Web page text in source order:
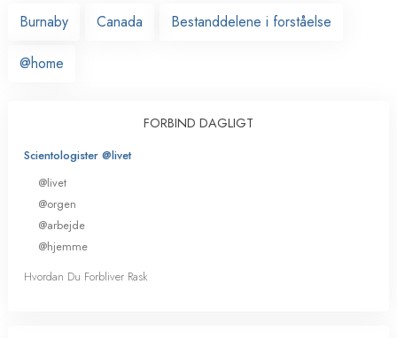
Burnaby
Canada Bestanddelene i forståelse
@home
FORBIND DAGLIGT
Scientologister @livet
@livet
@orgen
@arbejde
@hjemme
Hvordan Du Forbliver Rask